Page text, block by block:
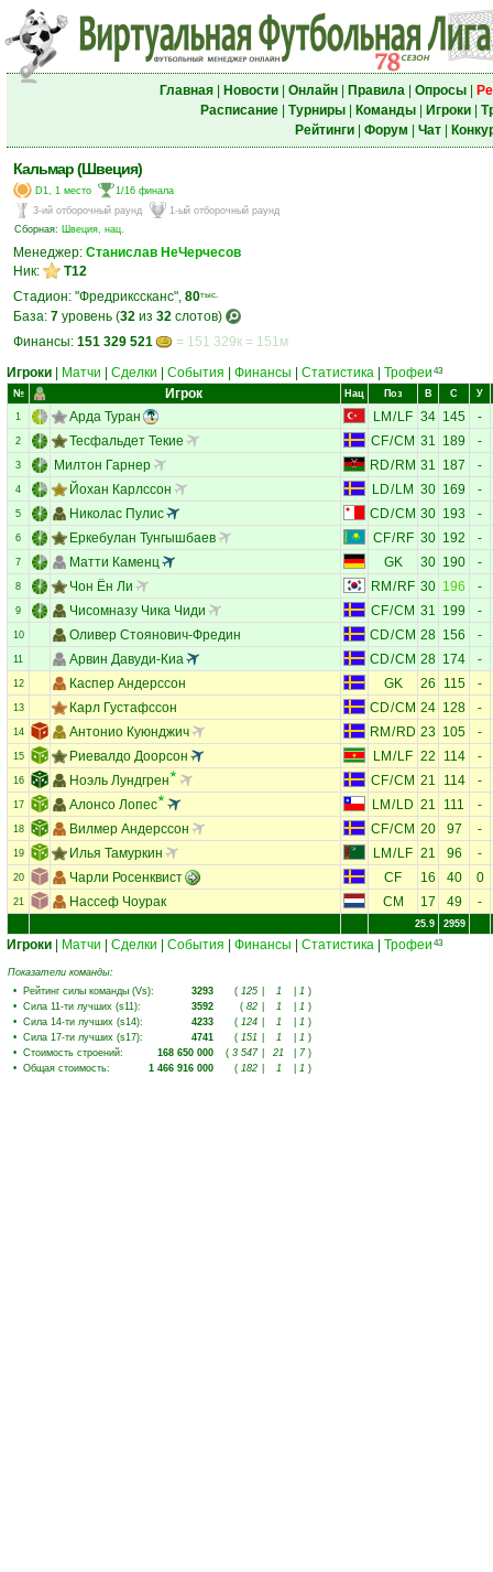
Главная| Новости| Онлайн| Правила| Опросы|
Расписание| Турниры| Команды| Игроки|
Рейтинги| Форум Чат|
Кальмар (Швеция)
D1, 1 место
1/16 финала
3-ий отборочный раунд
1-ый отборочный раунд
Сборная: Швеция, нац.
Менеджер: Станислав НеЧерчесов
Ник:
T12
Стадион: "Фредрикссканс", 80тыс.
База: 7 уровень (32 из 32 слотов)
Финансы: 151 329 521
= 151 329к = 151м
Игроки
Матчи Сделки События Финансы Статистика Трофеи 43
№ Игрок Нац Поз В С У
1 Арда Туран LM / LF 34 145 -
2 Тесфальдет Текие CF/CM 31 189 -
3 Милтон Гарнер RD/ RM 31 187 -
4 Йохан Карлссон LD/ LM 30 169 -
5 Николас Пулис CD/CM 30 193 -
6 Еркебулан Тунгышбаев CF/RF 30 192 -
7 Матти Каменц GK 30 190 -
8 Чон Ён Ли RM / RF 30 196 -
9 Чисомназу Чика Чиди CF/CM 31 199 -
10 Оливер Стоянович-Фредин CD/CM 28 156 -
11 Арвин Давуди-Киа CD/CM 28 174 -
12 Каспер Андерссон GK 26 115 -
13 Карл Густафссон CD/CM 24 128 -
14 Антонио Куюнджич RM / RD 23 105 -
15 Риевалдо Доорсон LM / LF 22 114 -
16 Ноэль Лундгрен CF/CM 21 114 -
17 Алонсо Лопес LM / LD 21 111 -
18 Вилмер Андерссон CF/CM 20 97 -
19 Илья Тамуркин LM / LF 21 96 -
20 Чарли Росенквист CF 16 40 0
21 Нассеф Чоурак CM 17 49 -
25.9 2959
Игроки Матчи Сделки События Финансы Статистика Трофеи 43
Показатели команды:
• Рейтинг силы команды (Vs): 3293 ( 125 1 1 )
• Сила 11-ти лучших (s11): 3592 ( 82 1 1 )
• Сила 14-ти лучших (s14): 4233 ( 124 1 1 )
• Сила 17-ти лучших (s17): 4741 ( 151 1 1 )
• Стоимость строений: 168 650 000 ( 3 547 21 7 )
• Общая стоимость: 1 466 916 000 ( 182 1 1 )